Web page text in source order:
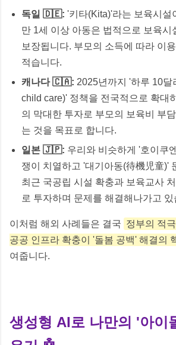
독일 🇩🇪: '키타(Kita)'라는 보육시설
만 1세 이상 아동은 법적으로 보육시
보장됩니다. 부모의 소득에 따라 이
적습니다.
캐나다 🇨🇦: 2025년까지 '하루 10달
child care)' 정책을 전국적으로 확대
의 막대한 투자로 부모의 보육비 부
는 것을 목표로 합니다.
일본 🇯🇵: 우리와 비슷하게 '호이쿠
쟁이 치열하고 '대기아동(待機児童)'
최근 국공립 시설 확충과 보육교사
로 투자하며 문제를 해결해나가고 있
이처럼 해외 사례들은 결국 정부의 적
공공 인프라 확충이 '돌봄 공백' 해결의
여줍니다.
생성형 AI로 나만의 '아이